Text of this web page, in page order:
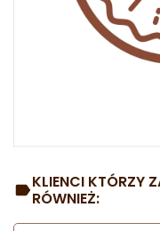
KLIENCI KTÓRZY
RÓWNIEŻ: